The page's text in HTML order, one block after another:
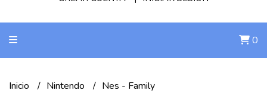
0
Inicio Nintendo Nes - Family